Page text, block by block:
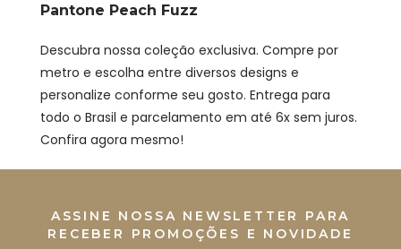
Pantone Peach Fuzz
Descubra nossa coleção exclusiva. Compre por
metro e escolha entre diversos designs e
personalize conforme seu gosto. Entrega para
todo o Brasil e parcelamento em até 6x sem juros.
Confira agora mesmo!
ASSINE NOSSA NEWSLETTER PARA
RECEBER PROMOÇÕES E NOVIDADE